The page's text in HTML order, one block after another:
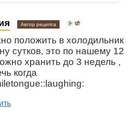
Автор рецепта
положить в холодильник
сутков, это по нашему 12
хранить до 3 недель ,
когда